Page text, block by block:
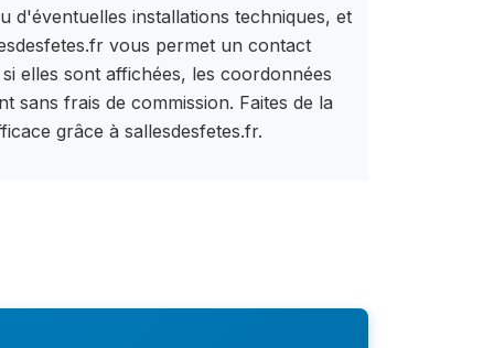
d'éventuelles installations techniques, et
vous permet un contact
elles sont affichées, les coordonnées
sans frais de commission. Faites de la
grâce à sallesdesfetes.fr.